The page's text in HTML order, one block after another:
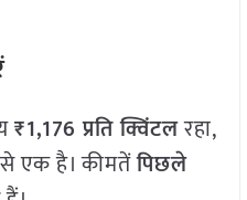
₹1,176 प्रति क्विंटलरहा,
एक है। कीमतेंपिछले